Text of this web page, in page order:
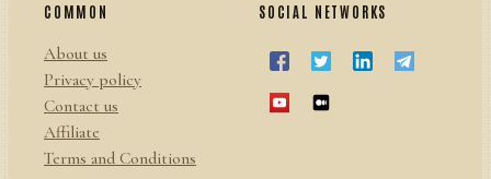
COMMON
About us
Privacy policy
Contact us
Affiliate
Terms and Conditions
SOCIAL NETWORKS